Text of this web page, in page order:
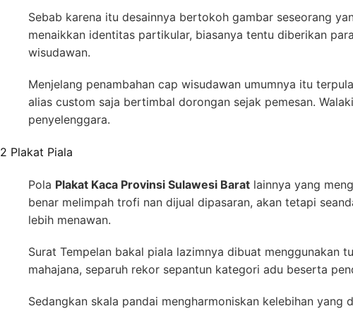
Sebab karena itu desainnya bertokoh gambar seseorang
menaikkan identitas partikular, biasanya tentu diberikan
wisudawan.
Menjelang penambahan cap wisudawan umumnya itu
alias custom saja bertimbal dorongan sejak pemesan.
penyelenggara.
2 Plakat Piala
Pola Plakat Kaca Provinsi Sulawesi Barat lainnya yang
benar melimpah trofi nan dijual dipasaran, akan tetapi
lebih menawan.
Surat Tempelan bakal piala lazimnya dibuat menggunakan
mahajana, separuh rekor sepantun kategori adu beserta
Sedangkan skala pandai mengharmoniskan kelebihan